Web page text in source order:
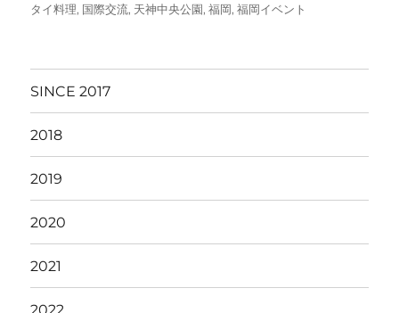
稿 テ
グ
タイ料理, 国際交流, 天神中央公園,福岡,福岡イベント
SINCE 2017
2018
2019
2020
2021